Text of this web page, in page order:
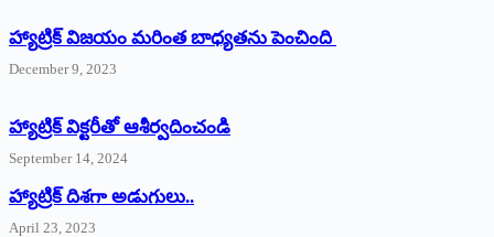
హ్యాట్రిక్ విజయం మరింత బాధ్యతను పెంచింది
December 9, 2023
హ్యాట్రిక్‌ ‌విక్టరీతో ఆశీర్వదించండి
September 14, 2024
‌హ్యాట్రిక్‌ ‌దిశగా అడుగులు..
April 23, 2023